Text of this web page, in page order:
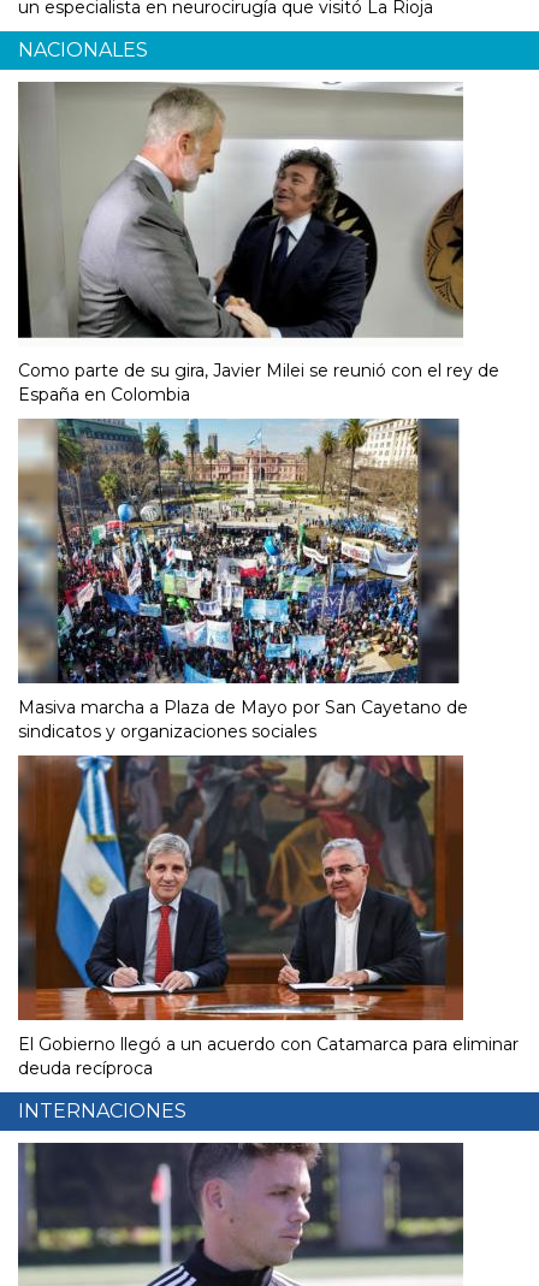
un especialista en neurocirugía que visitó La Rioja
NACIONALES
Como parte de su gira, Javier Milei se reunió con el rey de
España en Colombia
Masiva marcha a Plaza de Mayo por San Cayetano de
sindicatos y organizaciones sociales
El Gobierno llegó a un acuerdo con Catamarca para eliminar
deuda recíproca
INTERNACIONES